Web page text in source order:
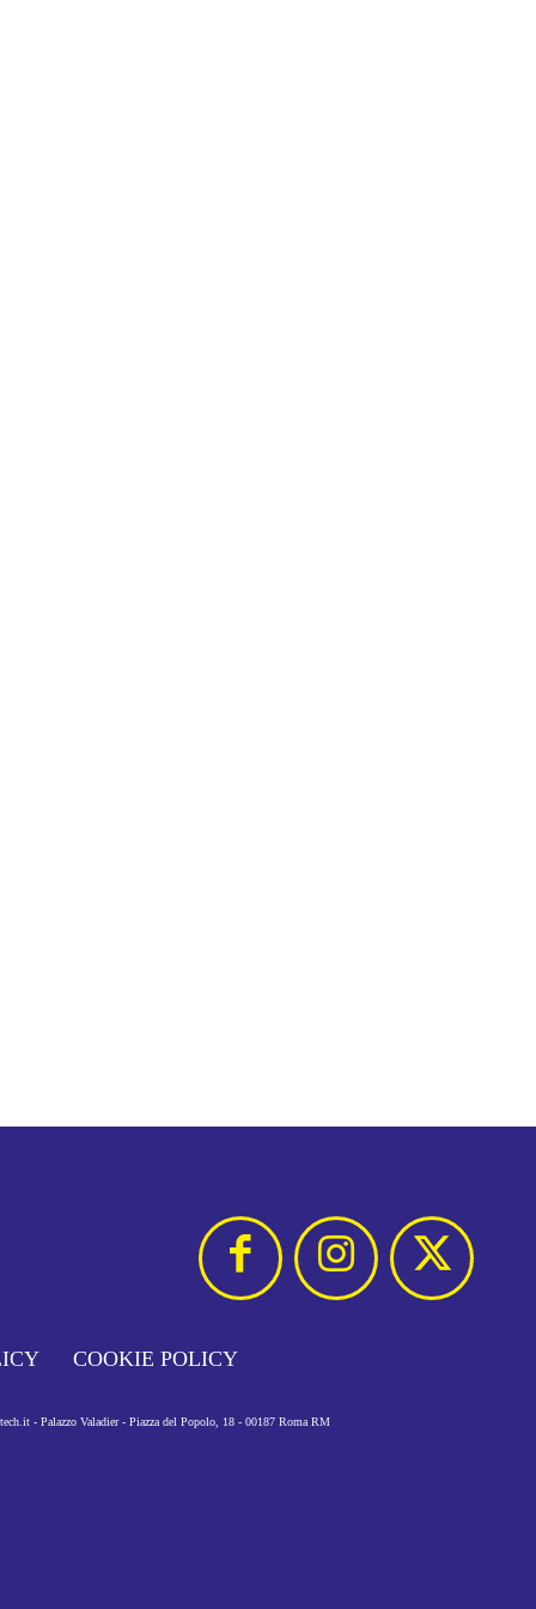
COOKIE POLICY
- Palazzo Valadier - Piazza del Popolo, 18 - 00187 Roma RM